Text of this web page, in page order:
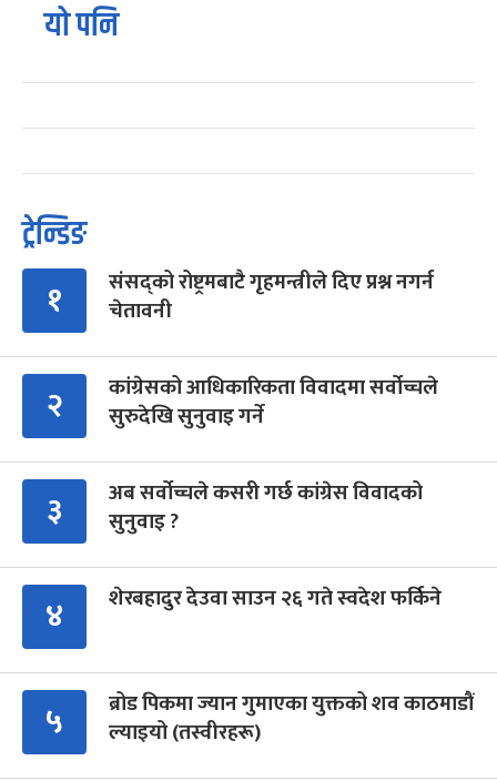
यो पनि
ट्रेन्डिङ
१
संसद्को रोष्ट्रमबाटै गृहमन्त्रीले दिए प्रश्न नगर्न
चेतावनी
२
कांग्रेसको आधिकारिकता विवादमा सर्वोच्चले
सुरुदेखि सुनुवाइ गर्ने
३
अब सर्वोच्चले कसरी गर्छ कांग्रेस विवादको
सुनुवाइ ?
४ शेरबहादुर देउवा साउन २६ गते स्वदेश फर्किने
५
ब्रोड पिकमा ज्यान गुमाएका युक्तको शव काठमाडौं
ल्याइयो (तस्वीरहरू)